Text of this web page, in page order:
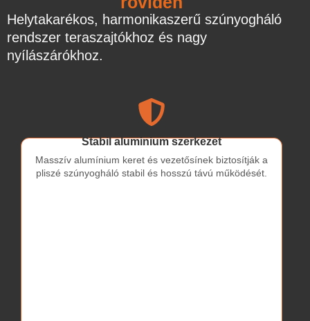
Helytakarékos, harmonikaszerű szúnyogháló
rendszer teraszajtókhoz és nagy
nyílászárókhoz.
Stabil alumínium szerkezet
Masszív alumínium keret és vezetősínek biztosítják a
pliszé szúnyogháló stabil és hosszú távú működését.